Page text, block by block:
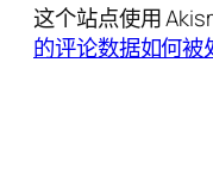
这个站点使用
的评论数据如何被